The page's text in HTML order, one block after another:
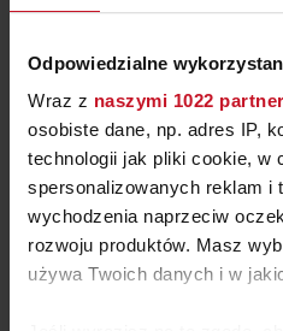
Odpowiedzialne
Wraz z naszymi 1022
osobiste dane, np. adres IP,
technologii jak pliki cookie, w
spersonalizowanych reklam i
wychodzenia naprzeciw
rozwoju produktów. Masz
używa Twoich danych i w
ZAPYTAJ O